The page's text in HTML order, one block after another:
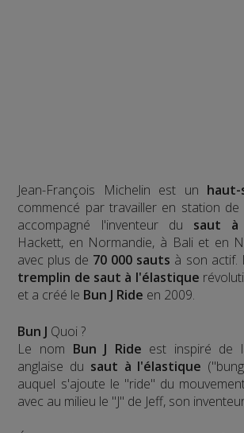
Jean-François Michelin est un haut-
commencé par travailler en station
accompagné l'inventeur du saut à
Hackett, en Normandie, à Bali et en
avec plus de 70 000 sauts à son actif.
tremplin de saut à l'élastique
et a créé le Bun J Ride en 2009.
Bun J Quoi ?
Le nom Bun J Ride est inspiré de
anglaise du saut à l'élastique
auquel s'ajoute le "ride" du
avec au milieu le "J" de Jeff, son